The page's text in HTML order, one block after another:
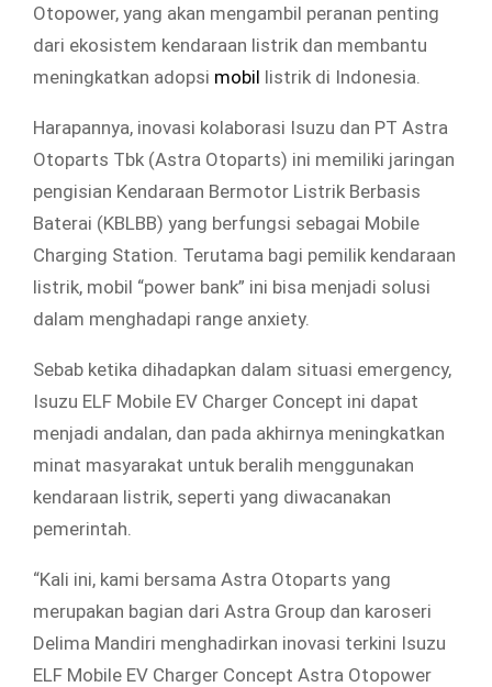
Otopower, yang akan mengambil peranan penting
dari ekosistem kendaraan listrik dan membantu
meningkatkan adopsi mobil listrik di Indonesia.
Harapannya, inovasi kolaborasi Isuzu dan PT Astra
Otoparts Tbk (Astra Otoparts) ini memiliki jaringan
pengisian Kendaraan Bermotor Listrik Berbasis
Baterai (KBLBB) yang berfungsi sebagai Mobile
Charging Station. Terutama bagi pemilik kendaraan
listrik, mobil “power bank” ini bisa menjadi solusi
dalam menghadapi range anxiety.
Sebab ketika dihadapkan dalam situasi emergency,
Isuzu ELF Mobile EV Charger Concept ini dapat
menjadi andalan, dan pada akhirnya meningkatkan
minat masyarakat untuk beralih menggunakan
kendaraan listrik, seperti yang diwacanakan
pemerintah.
“Kali ini, kami bersama Astra Otoparts yang
merupakan bagian dari Astra Group dan karoseri
Delima Mandiri menghadirkan inovasi terkini Isuzu
ELF Mobile EV Charger Concept Astra Otopower